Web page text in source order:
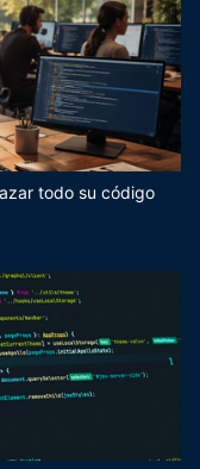
todo su código